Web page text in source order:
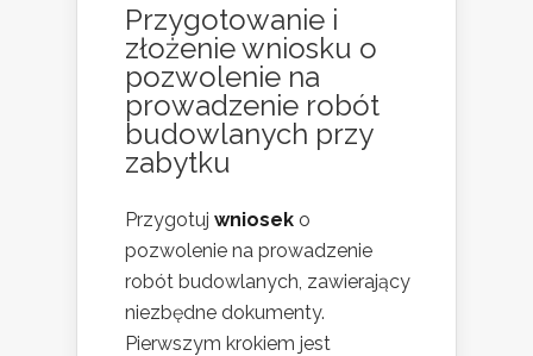
Przygotowanie i
złożenie wniosku o
pozwolenie na
prowadzenie robót
budowlanych przy
zabytku
Przygotuj wniosek o
pozwolenie na prowadzenie
robót budowlanych, zawierający
niezbędne dokumenty.
Pierwszym krokiem jest